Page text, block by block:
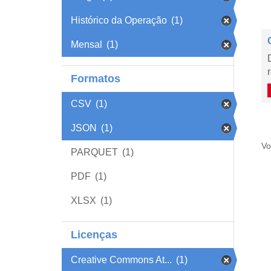
Histórico da Operação (1)
Mensal (1)
Formatos
CSV (1)
JSON (1)
PARQUET (1)
PDF (1)
XLSX (1)
Licenças
Creative Commons At... (1)